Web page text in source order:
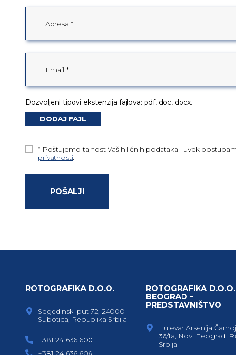
Dozvoljeni tipovi ekstenzija fajlova: pdf, doc, docx.
* Poštujemo tajnost Vaših ličnih podataka i uvek
privatnosti.
POŠALJI
ROTOGRAFIKA D.O.O.
Segedinski put 72, 24000
Subotica, Republika Srbija
+381 24 636 600
+381 24 636 606
ROTOGRAFIKA D.O.O.
BEOGRAD -
PREDSTAVNIŠTVO
Bulevar Arsenija
36/1a, Novi Beograd,
Srbija